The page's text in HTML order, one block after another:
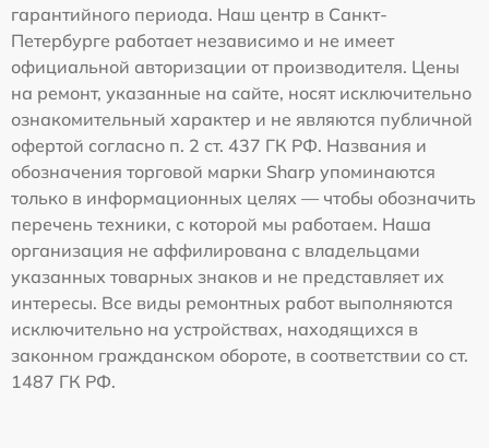
гарантийного периода. Наш центр в Санкт-
Петербурге работает независимо и не имеет
официальной авторизации от производителя. Цены
на ремонт, указанные на сайте, носят исключительно
ознакомительный характер и не являются публичной
офертой согласно п. 2 ст. 437 ГК РФ. Названия и
обозначения торговой марки Sharp упоминаются
только в информационных целях — чтобы обозначить
перечень техники, с которой мы работаем. Наша
организация не аффилирована с владельцами
указанных товарных знаков и не представляет их
интересы. Все виды ремонтных работ выполняются
исключительно на устройствах, находящихся в
законном гражданском обороте, в соответствии со ст.
1487 ГК РФ.